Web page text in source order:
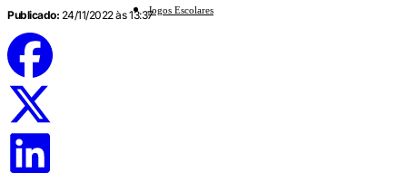
Jogos Escolares
Publicado: 24/11/2022 às 13:37